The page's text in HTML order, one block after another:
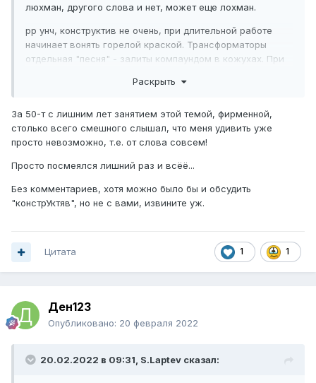
люхман, другого слова и нет, может еще лохман.
рр унч, конструктив не очень, при длительной работе
начинает вонять горелой краской. Трансформаторы
отдельная "песня" - залиты компаундом в кожухах. При
подводящие ни обмоточные, хотя облужены. Трансы
характеризующих люхман, как де йствительно, очень
именитую фирмУ.
Раскрыть
За 50-т с лишним лет занятием этой темой, фирменной,
столько всего смешного слышал, что меня удивить уже
просто невозможно, т.е. от слова совсем!
Просто посмеялся лишний раз и всёё...
Без комментариев, хотя можно было бы и обсудить
"констрУктяв", но не с вами, извините уж.
1 1
Цитата
Ден123
Опубликовано: 20 февраля 2022
20.02.2022 в 09:31, S.Laptev сказал: